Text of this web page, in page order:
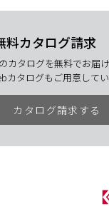
料カタログ請求
カタログを無料でお届
カタログもご用意してい
カタログ請求する